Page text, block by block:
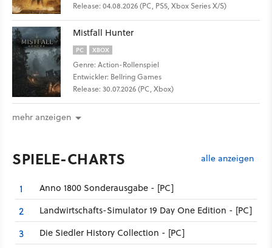
Release: 04.08.2026 (PC, PS5, Xbox Series X/S)
Mistfall Hunter
PC XBOX
Genre: Action-Rollenspiel
Entwickler: Bellring Games
Release: 30.07.2026 (PC, Xbox)
mehr anzeigen
SPIELE-CHARTS alle anzeigen
1 Anno 1800 Sonderausgabe - [PC]
2 Landwirtschafts-Simulator 19 Day One Edition - [PC]
3 Die Siedler History Collection - [PC]